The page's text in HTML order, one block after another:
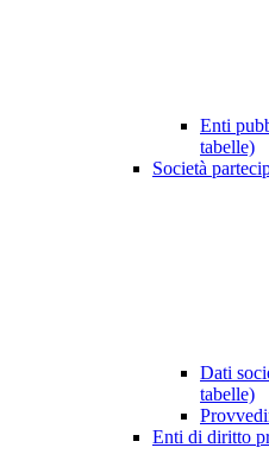
Enti
tabelle)
Società
Dati
tabelle)
Enti di diritto